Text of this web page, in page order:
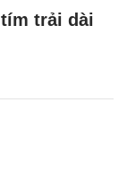
trải dài